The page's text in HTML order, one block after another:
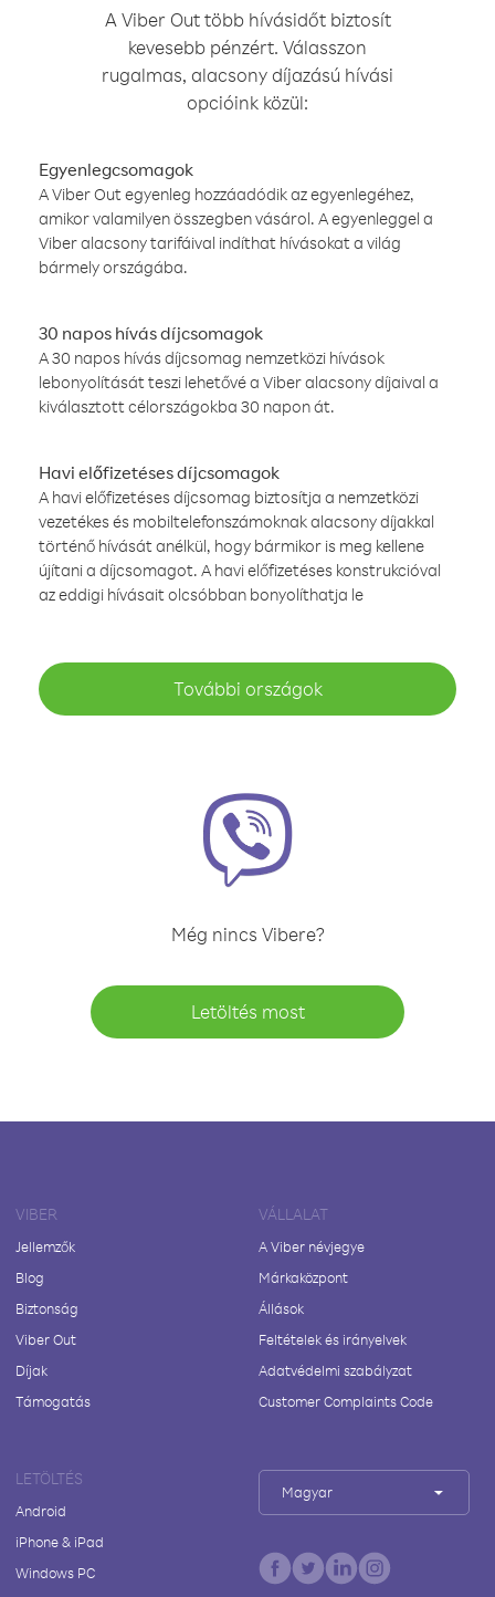
A Viber Out több hívásidőt biztosít
kevesebb pénzért. Válasszon
rugalmas, alacsony díjazású hívási
opcióink közül:
Egyenlegcsomagok
A Viber Out egyenleg hozzáadódik az egyenlegéhez,
amikor valamilyen összegben vásárol. A egyenleggel a
Viber alacsony tarifáival indíthat hívásokat a világ
bármely országába.
30 napos hívás díjcsomagok
A 30 napos hívás díjcsomag nemzetközi hívások
lebonyolítását teszi lehetővé a Viber alacsony díjaival a
kiválasztott célországokba 30 napon át.
Havi előfizetéses díjcsomagok
A havi előfizetéses díjcsomag biztosítja a nemzetközi
vezetékes és mobiltelefonszámoknak alacsony díjakkal
történő hívását anélkül, hogy bármikor is meg kellene
újítani a díjcsomagot. A havi előfizetéses konstrukcióval
az eddigi hívásait olcsóbban bonyolíthatja le
További országok
Még nincs Vibere?
Letöltés most
VIBER
Jellemzők
Blog
Biztonság
Viber Out
Díjak
Támogatás
VÁLLALAT
A Viber névjegye
Márkaközpont
Állások
Feltételek és irányelvek
Adatvédelmi szabályzat
Customer Complaints Code
LETÖLTÉS
Android
iPhone & iPad
Windows PC
Magyar